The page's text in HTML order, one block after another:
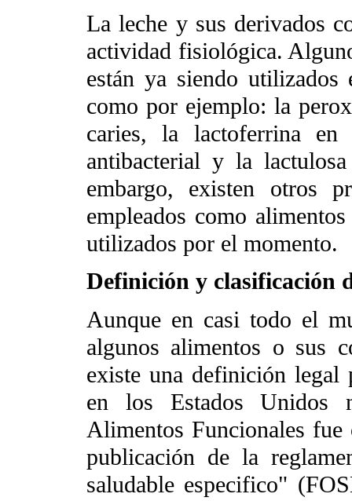
La leche y sus derivados
actividad fisiológica.
están ya siendo utilizados
como por ejemplo: la
caries, la lactoferrina en
antibacterial y la
embargo, existen otros
empleados como
utilizados por el momento.
Definición y clasificación
Aunque en casi todo el
algunos alimentos o sus
existe una definición legal
en los Estados
Alimentos Funcionales
publicación de la
saludable especifico"